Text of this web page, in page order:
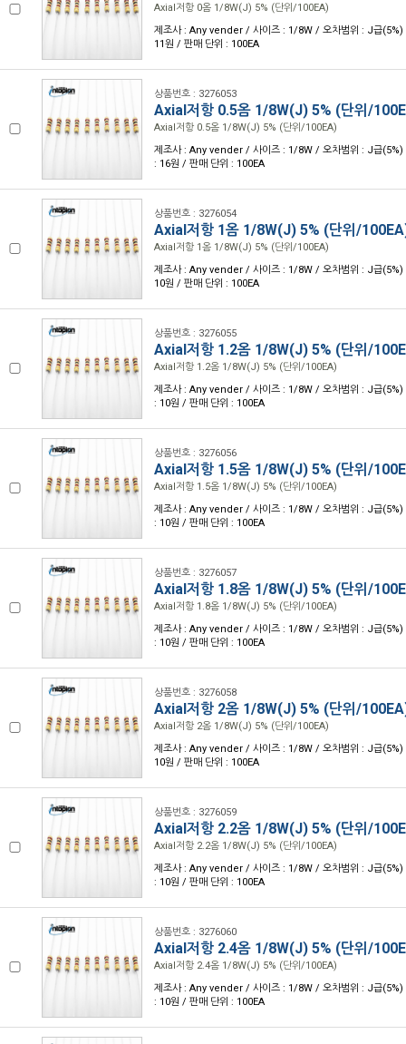
Axial저항 0옴 1/8W(J) 5% (단위/100EA)
제조사 : Any vender / 사이즈 : 1/8W / 오차범위 : J급(5%)
11원 / 판매 단위 : 100EA
상품번호 : 3276053
Axial저항 0.5옴 1/8W(J) 5% (단위/
Axial저항 0.5옴 1/8W(J) 5% (단위/100EA)
제조사 : Any vender / 사이즈 : 1/8W / 오차범위 : J급(5%)
: 16원 / 판매 단위 : 100EA
상품번호 : 3276054
Axial저항 1옴 1/8W(J) 5% (단위/
Axial저항 1옴 1/8W(J) 5% (단위/100EA)
제조사 : Any vender / 사이즈 : 1/8W / 오차범위 : J급(5%)
10원 / 판매 단위 : 100EA
상품번호 : 3276055
Axial저항 1.2옴 1/8W(J) 5% (단위/
Axial저항 1.2옴 1/8W(J) 5% (단위/100EA)
제조사 : Any vender / 사이즈 : 1/8W / 오차범위 : J급(5%)
: 10원 / 판매 단위 : 100EA
상품번호 : 3276056
Axial저항 1.5옴 1/8W(J) 5% (단위/
Axial저항 1.5옴 1/8W(J) 5% (단위/100EA)
제조사 : Any vender / 사이즈 : 1/8W / 오차범위 : J급(5%)
: 10원 / 판매 단위 : 100EA
상품번호 : 3276057
Axial저항 1.8옴 1/8W(J) 5% (단위/
Axial저항 1.8옴 1/8W(J) 5% (단위/100EA)
제조사 : Any vender / 사이즈 : 1/8W / 오차범위 : J급(5%)
: 10원 / 판매 단위 : 100EA
상품번호 : 3276058
Axial저항 2옴 1/8W(J) 5% (단위/
Axial저항 2옴 1/8W(J) 5% (단위/100EA)
제조사 : Any vender / 사이즈 : 1/8W / 오차범위 : J급(5%)
10원 / 판매 단위 : 100EA
상품번호 : 3276059
Axial저항 2.2옴 1/8W(J) 5% (단위/
Axial저항 2.2옴 1/8W(J) 5% (단위/100EA)
제조사 : Any vender / 사이즈 : 1/8W / 오차범위 : J급(5%)
: 10원 / 판매 단위 : 100EA
상품번호 : 3276060
Axial저항 2.4옴 1/8W(J) 5% (단위/
Axial저항 2.4옴 1/8W(J) 5% (단위/100EA)
제조사 : Any vender / 사이즈 : 1/8W / 오차범위 : J급(5%)
: 10원 / 판매 단위 : 100EA